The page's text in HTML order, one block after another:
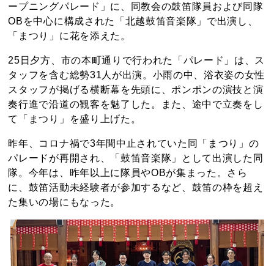
ープニングパレード」に、同教会の鼓笛隊員および同隊
OBを中心に構成された「北越鼓笛音楽隊」で出演し、
「まつり」に花を添えた。
25日夕方、市の本町通りで行われた「パレード」は、ス
タッフを含む総勢31人が出演。小雨の中、浴衣姿の女性
スタッフが掲げる横断幕を先頭に、ポンポンの演技と演
奏行進で沿道の観客を魅了した。また、途中で立奏をし
て「まつり」を盛り上げた。
昨年、コロナ禍で3年間中止されていた同「まつり」の
パレードが再開され、「鼓笛音楽隊」として出演した同
隊。今年は、昨年以上に隊員やOBが集まった。さら
に、鼓笛活動未経験者が参加するなど、鼓笛の枠を超え
た集いの場にもなった。